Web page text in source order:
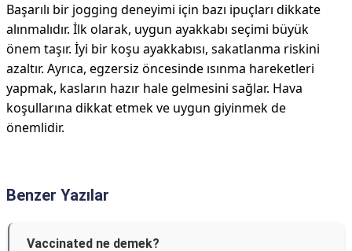
Başarılı bir jogging deneyimi için bazı ipuçları dikkate
alınmalıdır. İlk olarak, uygun ayakkabı seçimi büyük
önem taşır. İyi bir koşu ayakkabısı, sakatlanma riskini
azaltır. Ayrıca, egzersiz öncesinde ısınma hareketleri
yapmak, kasların hazır hale gelmesini sağlar. Hava
koşullarına dikkat etmek ve uygun giyinmek de
önemlidir.
Benzer Yazılar
Vaccinated ne demek?